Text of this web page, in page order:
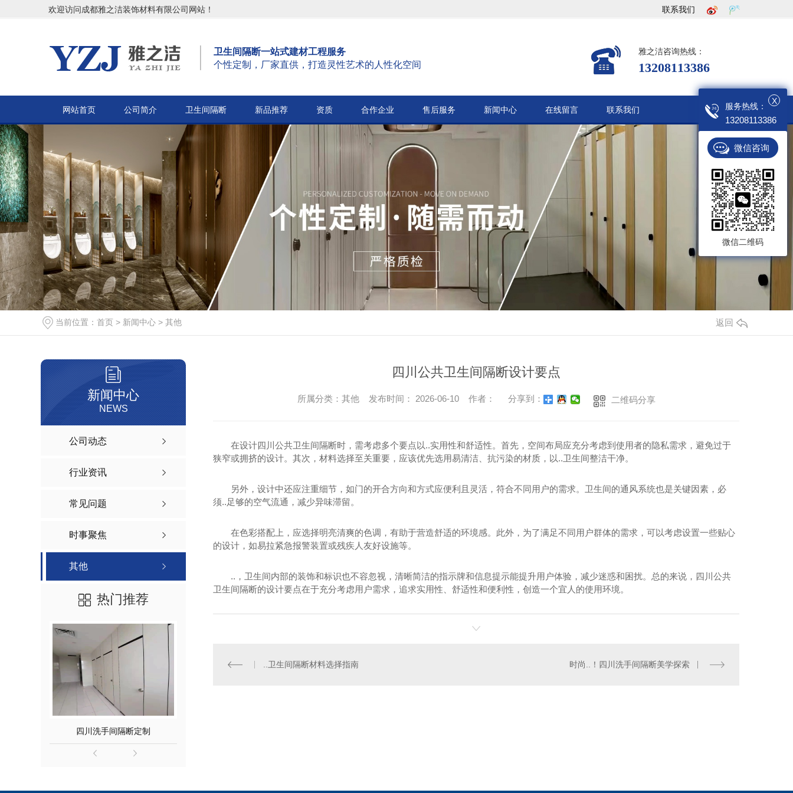
欢迎访问成都雅之洁装饰材料有限公司网站！ 联系我们
卫生间隔断一站式建材工程服务
个性定制，厂家直供，打造灵性艺术的人性化空间
雅之洁咨询热线：
13208113386
网站首页 公司简介 卫生间隔断 新品推荐 资质 合作企业 售后服务 新闻中心 在线留言 联系我们
当前位置： 首页 > 新闻中心 > 其他 返回
新闻中心
NEWS
公司动态
行业资讯
常见问题
时事聚焦
其他
热门推荐
四川洗手间隔断定制
四川公共卫生间隔断设计要点
所属分类：其他 发布时间： 2026-06-10 作者： 分享到： 二维码分享
在设计四川公共卫生间隔断时，需考虑多个要点以..实用性和舒适性。首先，空间布局应充分考虑到使用者的隐私需求，避免过于
狭窄或拥挤的设计。其次，材料选择至关重要，应该优先选用易清洁、抗污染的材质，以..卫生间整洁干净。
另外，设计中还应注重细节，如门的开合方向和方式应便利且灵活，符合不同用户的需求。卫生间的通风系统也是关键因素，必
须..足够的空气流通，减少异味滞留。
在色彩搭配上，应选择明亮清爽的色调，有助于营造舒适的环境感。此外，为了满足不同用户群体的需求，可以考虑设置一些贴心
的设计，如易拉紧急报警装置或残疾人友好设施等。
..，卫生间内部的装饰和标识也不容忽视，清晰简洁的指示牌和信息提示能提升用户体验，减少迷惑和困扰。总的来说，四川公共
卫生间隔断的设计要点在于充分考虑用户需求，追求实用性、舒适性和便利性，创造一个宜人的使用环境。
..卫生间隔断材料选择指南 时尚..！四川洗手间隔断美学探索
X
服务热线：
13208113386
微信咨询
微信二维码